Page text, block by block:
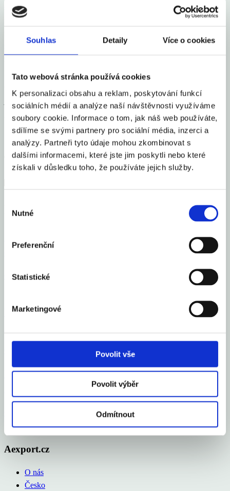
Souhlas Detaily Více o cookies
Tato webová stránka používá cookies
K personalizaci obsahu a reklam, poskytování funkcí
sociálních médií a analýze naší návštěvnosti využíváme
soubory cookie. Informace o tom, jak náš web používáte,
sdílíme se svými partnery pro sociální média, inzerci a
analýzy. Partneři tyto údaje mohou zkombinovat s
dalšími informacemi, které jste jim poskytli nebo které
získali v důsledku toho, že používáte jejich služby.
souhlasu
Nutné
Preferenční
Statistické
Marketingové
Povolit vše
Povolit výběr
Odmítnout
současným nastavením úrokových sazeb a rozhodně se nikam
nežene. Jinými slovy, laťka pro další snížení úrokových sazeb je
sazeb směrem dolů zcela nevylučujeme, daleko pravděpodobnější je
příštího roku.
Autorem textu je Dominik Rusinko, hlavní ekonom ČSOB Private
Banking
Sdílet článek
Mohlo by Vás zajímat
Česko se zařadilo mezi 16 elitních světových gastro
Celý článek
Vloni v ČR zbankrotovalo 6 213 podnikatelů, o 16
Průměrná inflace v roce 2025 na 2,5 %, letos okolo
Aexport.cz
O nás
Česko